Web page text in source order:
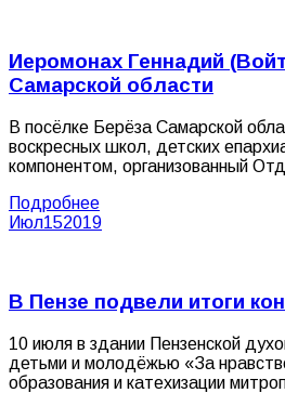
Иеромонах Геннадий
Самарской области
В посёлке Берёза Самарской
воскресных школ, детских
компонентом, организованный
Подробнее
Июл152019
В Пензе подвели итоги
10 июля в здании Пензенской
детьми и молодёжью «За
образования и катехизации